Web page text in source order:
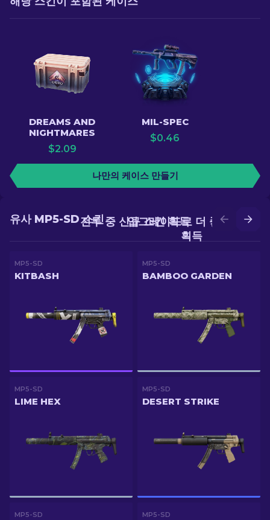
DREAMS AND
NIGHTMARES
$2.09
MIL-SPEC
$0.46
나만의 케이스 만들기
업그레이드로 더 좋은 스킨
획득
전투 중 신규 스킨 획득
유사 MP5-SD 스킨
MP5-SD
KITBASH
MP5-SD
BAMBOO GARDEN
MP5-SD
LIME HEX
MP5-SD
DESERT STRIKE
MP5-SD MP5-SD